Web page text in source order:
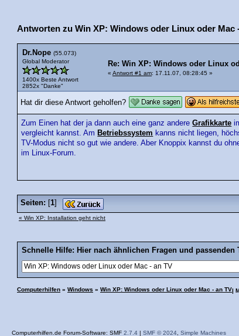
Antworten zu Win XP: Windows oder Linux oder Mac
Dr.Nope (55.073)
Global Moderator
1400x Beste Antwort
2852x "Danke"
Re: Win XP: Windows oder Linux
« Antwort #1 am: 17.11.07, 08:28:45 »
Hat dir diese Antwort geholfen?
Zum Einen hat der ja dann auch eine ganz andereGrafikkarte
vergleicht kannst. Am Betriebssystem kanns nicht liegen,
TV-Modus nicht so gut wie andere. Aber Knoppix kannst du
im Linux-Forum.
Seiten: [1]
« Win XP: Installation geht nicht
Schnelle Hilfe: Hier nach ähnlichen Fragen und passenden
Computerhilfen » Windows » Win XP: Windows oder Linux oder Mac - an TV|
Computerhilfen.de Forum-Software: SMF 2.7.4 | SMF © 2024 Simple Machines